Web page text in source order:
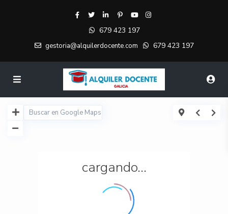
679 423 197
gestoria@alquilerdocente.com 679 423 197
cargando...